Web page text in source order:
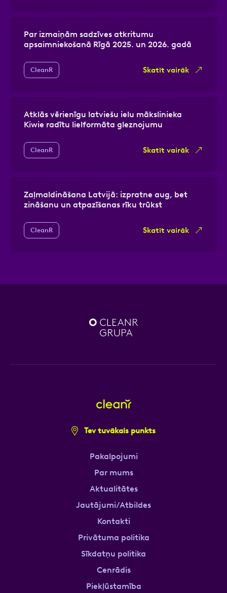
Par izmaiņām sadzīves atkritumu
apsaimniekošanā Rīgā 2025. un 2026. gadā
CleanR Skatīt vairāk
Atklās vērienīgu latviešu ielu mākslinieka
Kiwie radītu lielformāta gleznojumu
CleanR Skatīt vairāk
Zaļmaldināšana Latvijā: izpratne aug, bet
zināšanu un atpazīšanas rīku trūkst
CleanR Skatīt vairāk
Tev tuvākais punkts
Pakalpojumi
Par mums
Aktualitātes
Jautājumi/Atbildes
Kontakti
Privātuma politika
Sīkdatņu politika
Cenrādis
Piekļūstamība